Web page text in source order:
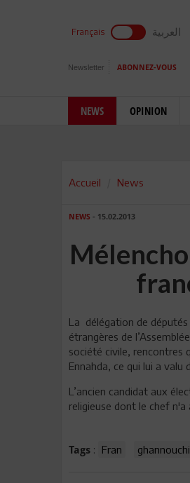
Français العربية
Newsletter ABONNEZ-VOUS
NEWS OPINION
Accueil News
NEWS - 15.02.2013
La délégation de
étrangères de
société civile, rencontres
Ennahda, ce qui lui a valu
L’ancien candidat aux
religieuse dont le chef
Tags : Fran ghannouchi